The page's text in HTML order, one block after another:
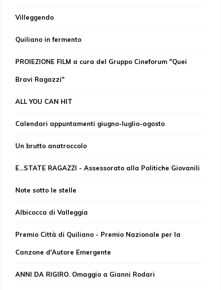
Villeggendo
Quiliano in fermento
PROIEZIONE FILM a cura del Gruppo Cineforum "Quei
Bravi Ragazzi"
ALL YOU CAN HIT
Calendari appuntamenti giugno-luglio-agosto
Un brutto anatroccolo
E...STATE RAGAZZI - Assessorato alla Politiche Giovanili
Note sotto le stelle
Albicocca di Valleggia
Premio Città di Quiliano - Premio Nazionale per la
Canzone d'Autore Emergente
ANNI DA RIGIRO. Omaggio a Gianni Rodari